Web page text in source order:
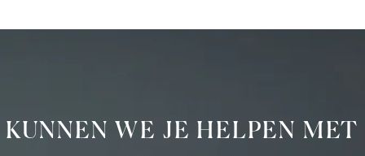
to
KUNNEN WE JE HELPEN MET